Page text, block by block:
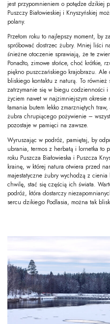
jest przypomnieniem o potędze dzikiej
Puszczy Białowieskiej i Knyszyńskiej
polany.
Przełom roku to najlepszy moment, by
spróbować dostrzec żubry. Mniej liści
śnieżne otoczenie sprawiają, że te
Ponadto, zimowe słońce, choć krótkie,
piękno puszczańskiego krajobrazu.
bliskiego kontaktu z naturą. To
zatrzymanie się w biegu codzienności
życiem nawet w najzimniejszym
łamania butem lekko zmarzniętych
żubra chrupiącego pożywienie –
pozostaje w pamięci na zawsze.
Wyruszając w podróż, pamiętaj, by
ubrania, termos z herbatą i lornetka to
roku Puszcza Białowieska i Puszcza
krainę, w której natura otwiera przed
majestatyczne żubry wychodzą z
chwilę, stać się częścią ich świata.
podróż, która dostarczy
sercu dzikiego Podlasia, można tak